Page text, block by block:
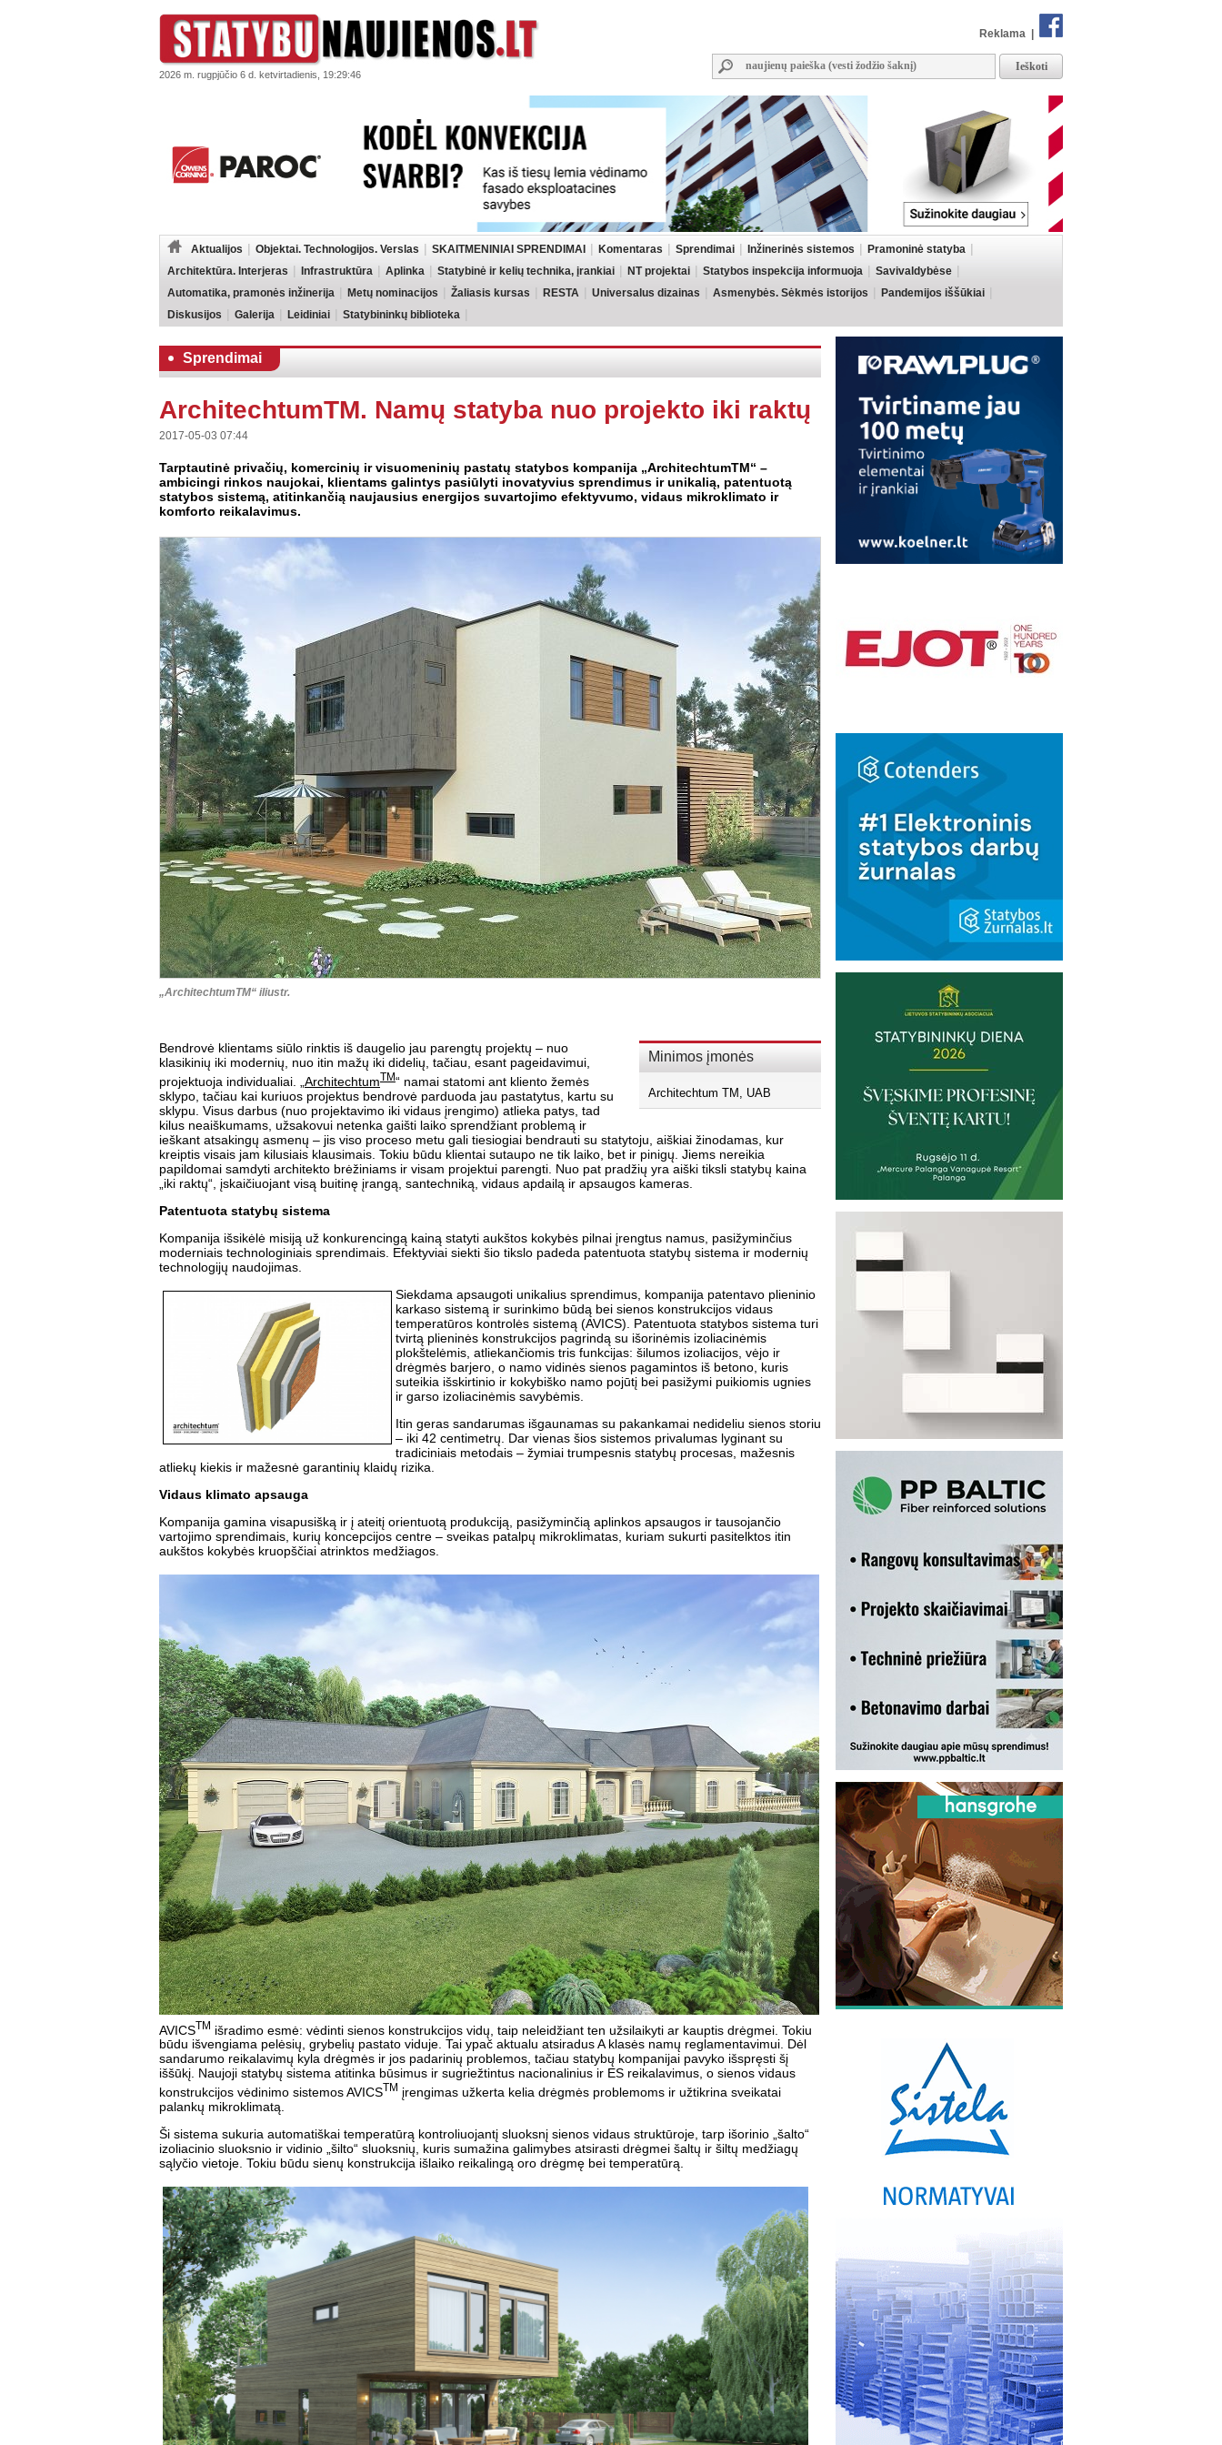
2026 m. rugpjūčio 6 d. ketvirtadienis, 19:29:46
Reklama
Aktualijos Objektai. Technologijos. Verslas SKAITMENINIAI SPRENDIMAI Komentaras Sprendimai Inžinerinės sistemos
Pramoninė statyba
Architektūra. Interjeras
Infrastruktūra Aplinka Statybinė ir kelių technika, įrankiai NT projektai Statybos inspekcija informuoja
Savivaldybėse
Automatika, pramonės inžinerija
Metų nominacijos Žaliasis kursas RESTA Universalus dizainas Asmenybės. Sėkmės istorijos
Pandemijos iššūkiai
Diskusijos
Galerija Leidiniai Statybininkų biblioteka
Sprendimai
ArchitechtumTM. Namų statyba nuo projekto iki raktų
2017-05-03 07:44
Tarptautinė privačių, komercinių ir visuomeninių pastatų statybos kompanija „ArchitechtumTM“ –
ambicingi rinkos naujokai, klientams galintys pasiūlyti inovatyvius sprendimus ir unikalią, patentuotą
statybos sistemą, atitinkančią naujausius energijos suvartojimo efektyvumo, vidaus mikroklimato ir
komforto reikalavimus.
„ArchitechtumTM“ iliustr.
Minimos įmonės
Architechtum TM, UAB
Bendrovė klientams siūlo rinktis iš daugelio jau parengtų projektų – nuo
klasikinių iki modernių, nuo itin mažų iki didelių, tačiau, esant pageidavimui,
projektuoja individualiai. „ ArchitechtumTM“ namai statomi ant kliento žemės
sklypo, tačiau kai kuriuos projektus bendrovė parduoda jau pastatytus, kartu su
sklypu. Visus darbus (nuo projektavimo iki vidaus įrengimo) atlieka patys, tad
kilus neaiškumams, užsakovui netenka gaišti laiko sprendžiant problemą ir
ieškant atsakingų asmenų – jis viso proceso metu gali tiesiogiai bendrauti su statytoju, aiškiai žinodamas, kur
kreiptis visais jam kilusiais klausimais. Tokiu būdu klientai sutaupo ne tik laiko, bet ir pinigų. Jiems nereikia
papildomai samdyti architekto brėžiniams ir visam projektui parengti. Nuo pat pradžių yra aiški tiksli statybų kaina
„iki raktų“, įskaičiuojant visą buitinę įrangą, santechniką, vidaus apdailą ir apsaugos kameras.
Patentuota statybų sistema
Kompanija išsikėlė misiją už konkurencingą kainą statyti aukštos kokybės pilnai įrengtus namus, pasižyminčius
moderniais technologiniais sprendimais. Efektyviai siekti šio tikslo padeda patentuota statybų sistema ir modernių
technologijų naudojimas.
Siekdama apsaugoti unikalius sprendimus, kompanija patentavo plieninio
karkaso sistemą ir surinkimo būdą bei sienos konstrukcijos vidaus
temperatūros kontrolės sistemą (AVICS). Patentuota statybos sistema turi
tvirtą plieninės konstrukcijos pagrindą su išorinėmis izoliacinėmis
plokštelėmis, atliekančiomis tris funkcijas: šilumos izoliacijos, vėjo ir
drėgmės barjero, o namo vidinės sienos pagamintos iš betono, kuris
suteikia išskirtinio ir kokybiško namo pojūtį bei pasižymi puikiomis ugnies
ir garso izoliacinėmis savybėmis.
Itin geras sandarumas išgaunamas su pakankamai nedideliu sienos storiu
– iki 42 centimetrų. Dar vienas šios sistemos privalumas lyginant su
tradiciniais metodais – žymiai trumpesnis statybų procesas, mažesnis
atliekų kiekis ir mažesnė garantinių klaidų rizika.
Vidaus klimato apsauga
Kompanija gamina visapusišką ir į ateitį orientuotą produkciją, pasižyminčią aplinkos apsaugos ir tausojančio
vartojimo sprendimais, kurių koncepcijos centre – sveikas patalpų mikroklimatas, kuriam sukurti pasitelktos itin
aukštos kokybės kruopščiai atrinktos medžiagos.
AVICSTM išradimo esmė: vėdinti sienos konstrukcijos vidų, taip neleidžiant ten užsilaikyti ar kauptis drėgmei. Tokiu
būdu išvengiama pelėsių, grybelių pastato viduje. Tai ypač aktualu atsiradus A klasės namų reglamentavimui. Dėl
sandarumo reikalavimų kyla drėgmės ir jos padarinių problemos, tačiau statybų kompanijai pavyko išspręsti šį
iššūkį. Naujoji statybų sistema atitinka būsimus ir sugriežtintus nacionalinius ir ES reikalavimus, o sienos vidaus
konstrukcijos vėdinimo sistemos AVICSTM įrengimas užkerta kelia drėgmės problemoms ir užtikrina sveikatai
palankų mikroklimatą.
Ši sistema sukuria automatiškai temperatūrą kontroliuojantį sluoksnį sienos vidaus struktūroje, tarp išorinio „šalto“
izoliacinio sluoksnio ir vidinio „šilto“ sluoksnių, kuris sumažina galimybes atsirasti drėgmei šaltų ir šiltų medžiagų
sąlyčio vietoje. Tokiu būdu sienų konstrukcija išlaiko reikalingą oro drėgmę bei temperatūrą.